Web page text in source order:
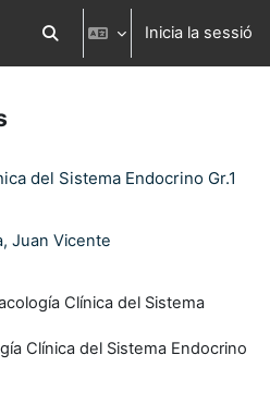
Commuta l'entrada de la cerca
Inicia la sessió
del Sistema Endocrino Gr.1
Juan Vicente
Clínica del Sistema
Clínica del Sistema Endocrino